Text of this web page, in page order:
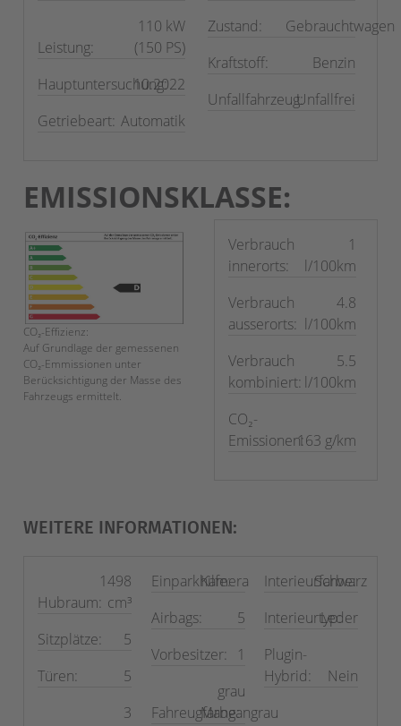
Leistung:
110 kW
(150 PS)
Hauptuntersuchung:
10.2022
Getriebeart: Automatik
Zustand:
Gebrauchtwagen
Kraftstoff:
Benzin
Unfallfahrzeug:Unfallfrei
EMISSIONSKLASSE:
CO₂-Effizienz:
Auf Grundlage der gemessenen
CO₂-Emmissionen unter
Berücksichtigung der Masse des
Fahrzeugs ermittelt.
Verbrauch
innerorts:
1
l/100km
Verbrauch
ausserorts:
4.8
l/100km
Verbrauch
kombiniert:
5.5
l/100km
CO₂-
Emissionen:163 g/km
WEITERE INFORMATIONEN:
Hubraum:
1498
cm³
Sitzplätze:
5
Türen:
5
3
Einparkhilfe:
Kamera
Airbags:
5
Vorbesitzer:
1
Fahreugfarbe:
grau
Mangangrau
Interieurfarbe:
Schwarz
Interieurtyp:
Leder
Plugin-
Hybrid:
Nein